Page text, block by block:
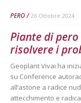
PERO 26 Ottobre 2024
Piante di
risolvere i
Geoplant Vivai ha
su Conference
all’astone a radice
attecchimento e